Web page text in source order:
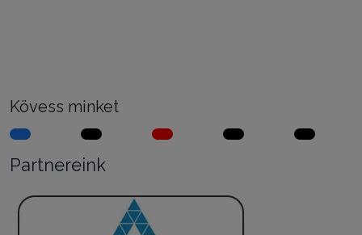
Kövess minket
Partnereink